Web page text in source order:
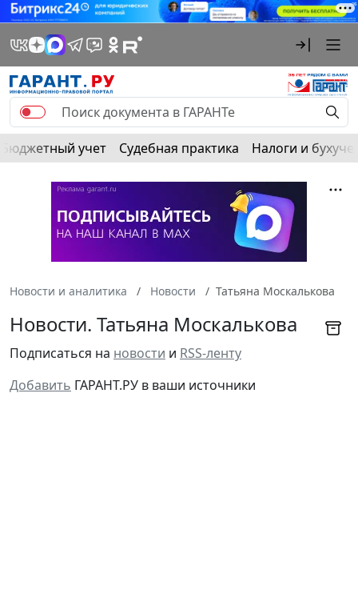
Бюджетный учет Судебная практика Налоги и
Новости и аналитика Новости Татьяна Москалькова
Новости. Татьяна Москалькова
Подписаться на новости и RSS-ленту
Добавить ГАРАНТ.РУ в ваши источники